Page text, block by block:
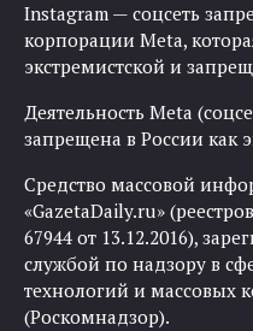
Instagram — соцсеть
корпорации Meta,
экстремистской и
Деятельность Meta
запрещена в России как
Средство массовой
«GazetaDaily.ru»
67944 от 13.12.2016),
службой по надзору в
технологий и массовых
(Роскомнадзор).